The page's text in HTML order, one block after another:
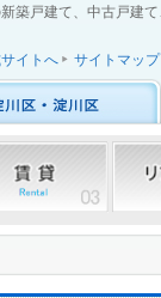
築戸建て、中古戸建
イトへ サイトマップ